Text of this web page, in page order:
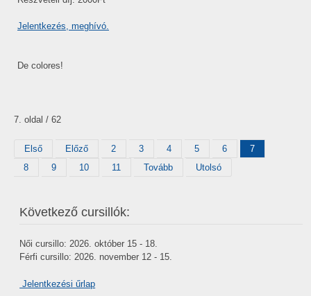
Jelentkezés, meghívó.
De colores!
7. oldal / 62
Első Előző 2 3 4 5 6
7
8
9 10 11 Tovább Utolsó
Következő cursillók:
Női cursillo: 2026. október 15 - 18.
Férfi cursillo: 2026. november 12 - 15.
Jelentkezési űrlap